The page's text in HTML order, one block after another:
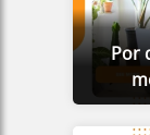
Por